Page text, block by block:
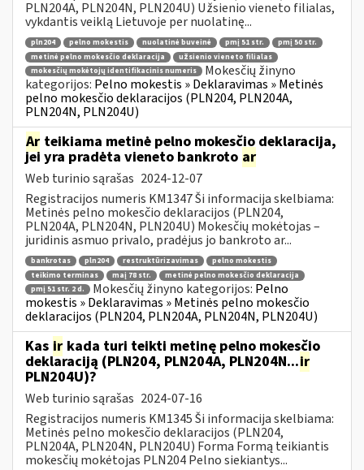
PLN204A, PLN204N, PLN204U) Užsienio vieneto filialas,
vykdantis veiklą Lietuvoje per nuolatinę...
pln204 pelno mokestis nuolatinė buveinė pmį 51 str.
pmį 50 str.
metinė pelno mokesčio deklaracija
užsienio vieneto filialas
mokesčių mokėtojų identifikacinis numeris
Mokesčių žinyno
kategorijos: Pelno mokestis » Deklaravimas » Metinės
pelno mokesčio deklaracijos (PLN204, PLN204A,
PLN204N, PLN204U)
Ar teikiama metinė pelno mokesčio deklaracija,
jei yra pradėta vieneto bankroto ar
Web turinio sąrašas 2024-12-07
Registracijos numeris KM1347 Ši informacija skelbiama:
Metinės pelno mokesčio deklaracijos (PLN204,
PLN204A, PLN204N, PLN204U) Mokesčių mokėtojas –
juridinis asmuo privalo, pradėjus jo bankroto ar...
bankrotas pln204 restruktūrizavimas
pelno mokestis
teikimo terminas
maį 78 str.
metinė pelno mokesčio deklaracija
pmį 51 str. 2 d.
Mokesčių žinyno kategorijos: Pelno
mokestis » Deklaravimas » Metinės pelno mokesčio
deklaracijos (PLN204, PLN204A, PLN204N, PLN204U)
Kas ir kada turi teikti metinę pelno mokesčio
deklaraciją (PLN204, PLN204A, PLN204N...ir
PLN204U)?
Web turinio sąrašas 2024-07-16
Registracijos numeris KM1345 Ši informacija skelbiama:
Metinės pelno mokesčio deklaracijos (PLN204,
PLN204A, PLN204N, PLN204U) Forma Formą teikiantis
mokesčių mokėtojas PLN204 Pelno siekiantys...